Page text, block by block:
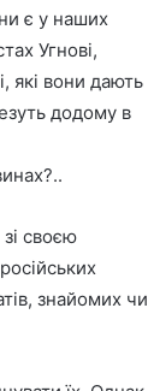
є у наших
Угнові,
які вони дають
додому в
своєю
знайомих чи